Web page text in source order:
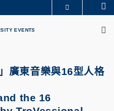
EVENTS
廣東音樂與16型人格
the 16